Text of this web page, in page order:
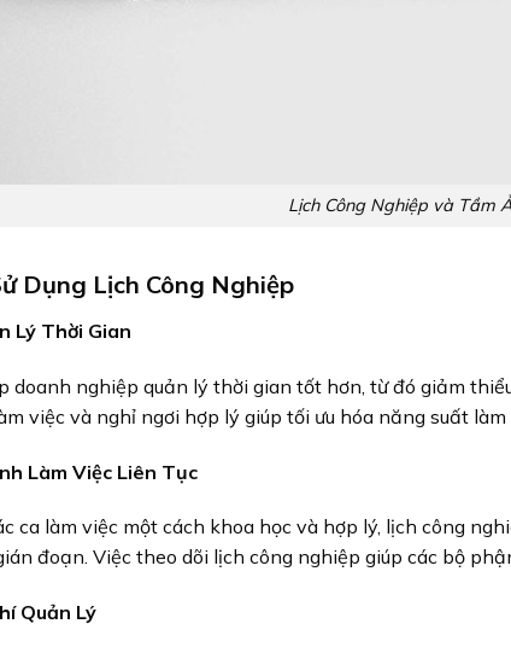
Lịch Công Nghiệp và Tầm
Dụng Lịch Công Nghiệp
Lý Thời Gian
doanh nghiệp quản lý thời gian tốt hơn, từ đó giảm
việc và nghỉ ngơi hợp lý giúp tối ưu hóa năng suất làm
Làm Việc Liên Tục
ca làm việc một cách khoa học và hợp lý, lịch công
đoạn. Việc theo dõi lịch công nghiệp giúp các bộ
Quản Lý